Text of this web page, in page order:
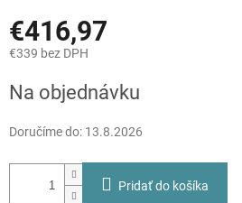
€416,97
€339 bez DPH
cena:
Na objednávku
Doručíme do: 13.8.2026
Pridať do košíka